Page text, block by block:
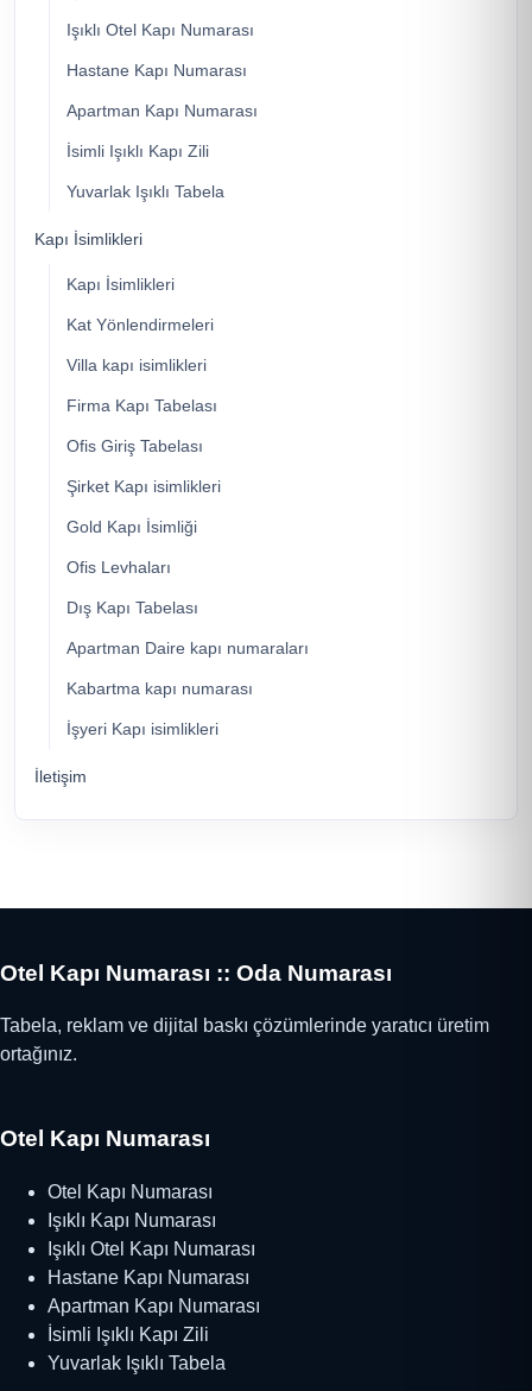
Işıklı Otel Kapı Numarası
Hastane Kapı Numarası
Apartman Kapı Numarası
İsimli Işıklı Kapı Zili
Yuvarlak Işıklı Tabela
Kapı İsimlikleri
Kapı İsimlikleri
Kat Yönlendirmeleri
Villa kapı isimlikleri
Firma Kapı Tabelası
Ofis Giriş Tabelası
Şirket Kapı isimlikleri
Gold Kapı İsimliği
Ofis Levhaları
Dış Kapı Tabelası
Apartman Daire kapı numaraları
Kabartma kapı numarası
İşyeri Kapı isimlikleri
İletişim
Otel Kapı Numarası :: Oda Numarası
Tabela, reklam ve dijital baskı çözümlerinde yaratıcı üretim
ortağınız.
Otel Kapı Numarası
Otel Kapı Numarası
Işıklı Kapı Numarası
Işıklı Otel Kapı Numarası
Hastane Kapı Numarası
Apartman Kapı Numarası
İsimli Işıklı Kapı Zili
Yuvarlak Işıklı Tabela